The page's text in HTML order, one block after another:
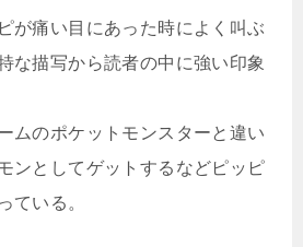
が痛い目にあった時によく叫ぶ
な描写から読者の中に強い印象
ムのポケットモンスターと違い
ンとしてゲットするなどピッピ
ている。